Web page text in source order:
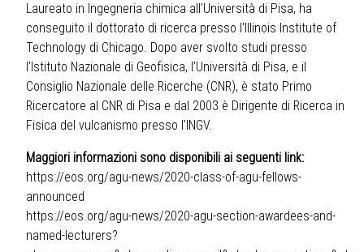
Laureato in Ingegneria chimica all’Università di Pisa, ha
conseguito il dottorato di ricerca presso l'Illinois Institute of
Technology di Chicago. Dopo aver svolto studi presso
l’Istituto Nazionale di Geofisica, l’Università di Pisa, e il
Consiglio Nazionale delle Ricerche (CNR), è stato Primo
Ricercatore al CNR di Pisa e dal 2003 è Dirigente di Ricerca in
Fisica del vulcanismo presso l'INGV.
Maggiori informazioni sono disponibili ai seguenti link:
https://eos.org/agu-news/2020-class-of-agu-fellows-
announced
https://eos.org/agu-news/2020-agu-section-awardees-and-
named-lecturers?